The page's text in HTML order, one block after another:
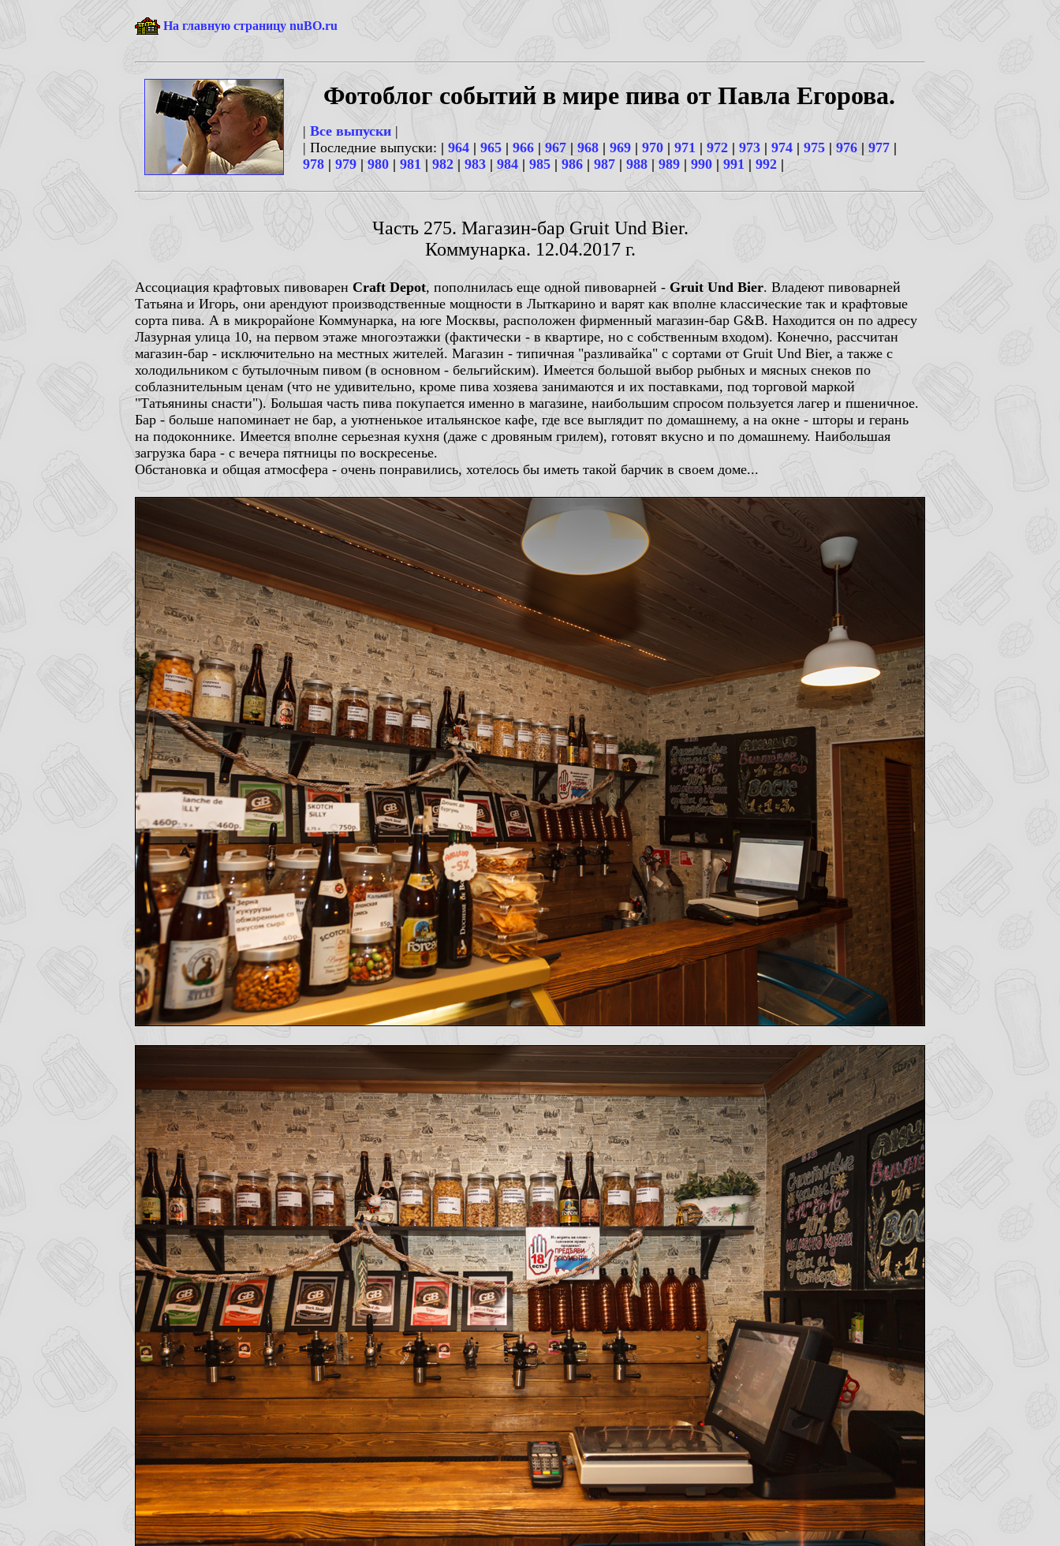
На главную страницу nuBO.ru
Фотоблог событий в мире пива от Павла Егорова.
| Все выпуски |
| Последние выпуски: | 964 | 965 | 966 | 967 | 968 | 969 | 970 | 971 | 972 | 973 | 974 | 975 | 976 | 977 |
978 | 979 | 980 | 981 | 982 | 983 |984| 985 | 986 | 987 | 988| 989 | 990 | 991 | 992 |
Часть 275. Магазин-бар Gruit Und Bier.
Коммунарка. 12.04.2017 г.
Ассоциация крафтовых пивоварен Craft Depot, пополнилась еще одной пивоварней - Gruit Und Bier. Владеют пивоварней
Татьяна и Игорь, они арендуют производственные мощности в Лыткарино и варят как вполне классические так и крафтовые
сорта пива. А в микрорайоне Коммунарка, на юге Москвы, расположен фирменный магазин-бар G&B. Находится он по адресу
Лазурная улица 10, на первом этаже многоэтажки (фактически - в квартире, но с собственным входом). Конечно, рассчитан
магазин-бар - исключительно на местных жителей. Магазин - типичная "разливайка" с сортами от Gruit Und Bier, а также с
холодильником с бутылочным пивом (в основном - бельгийским). Имеется большой выбор рыбных и мясных снеков по
соблазнительным ценам (что не удивительно, кроме пива хозяева занимаются и их поставками, под торговой маркой
"Татьянины снасти"). Большая часть пива покупается именно в магазине, наибольшим спросом пользуется лагер и пшеничное.
Бар - больше напоминает не бар, а уютненькое итальянское кафе, где все выглядит по домашнему, а на окне - шторы и герань
на подоконнике. Имеется вполне серьезная кухня (даже с дровяным грилем), готовят вкусно и по домашнему. Наибольшая
загрузка бара - с вечера пятницы по воскресенье.
Обстановка и общая атмосфера - очень понравились, хотелось бы иметь такой барчик в своем доме...